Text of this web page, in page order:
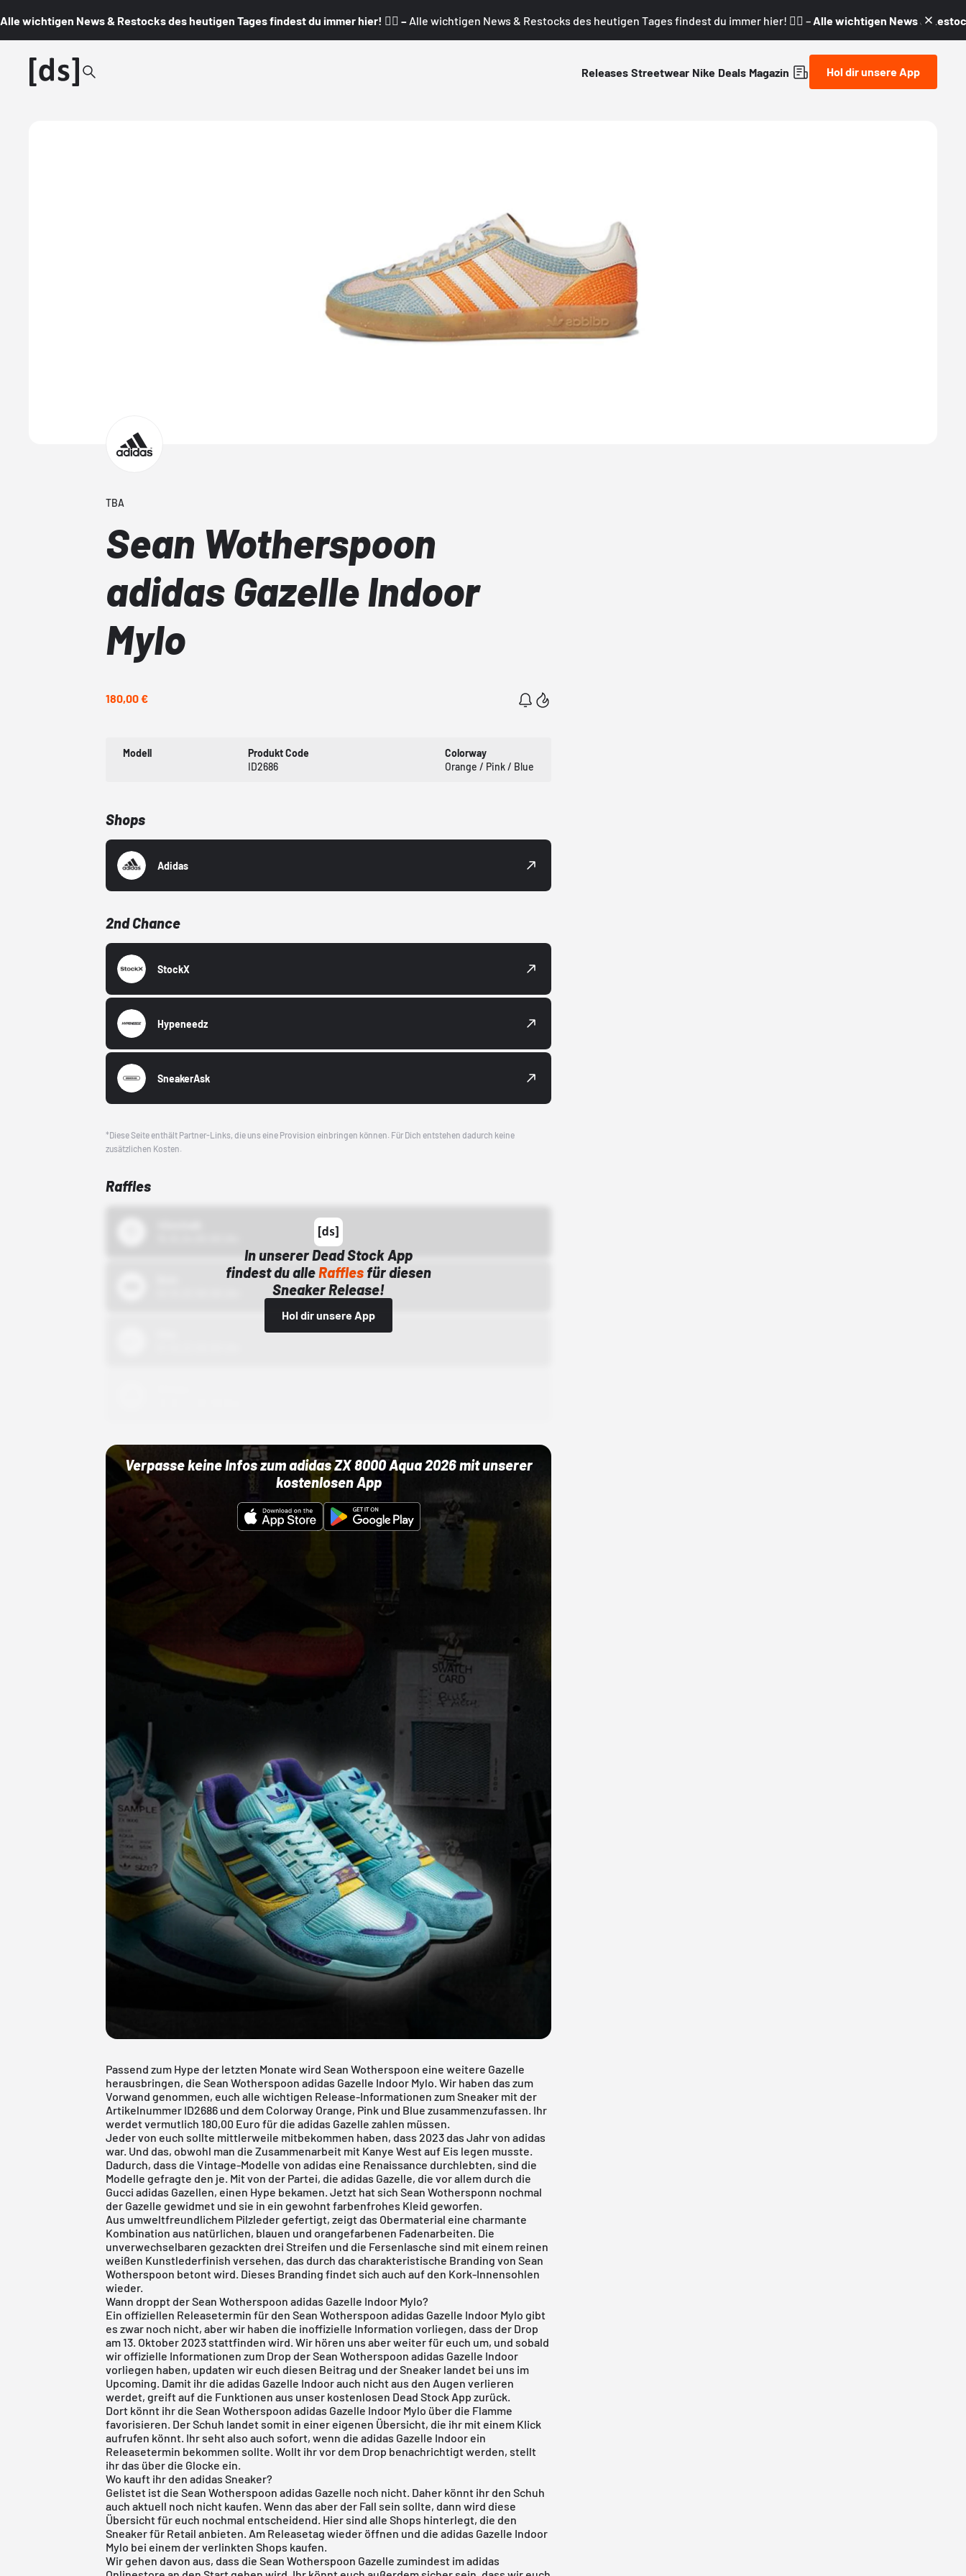
Alle wichtigen News & Restocks des heutigen Tages findest du immer hier! 👇🏼 – Alle wichtigen News & Restocks des heutigen Tages findest du immer hier! 👇🏼 – Alle wichtigen News &
Releases Streetwear Nike Deals Magazin Hol dir unsere App
TBA
Sean Wotherspoon
adidas Gazelle Indoor
Mylo
180,00 €
Modell
Produkt Code
ID2686
Colorway
Orange / Pink / Blue
Shops
Adidas
2nd Chance
StockX
Hypeneedz
SneakerAsk
*Diese Seite enthält Partner-Links, die uns eine Provision einbringen können. Für Dich entstehen dadurch keine
zusätzlichen Kosten.
Raffles
In unserer Dead Stock App
findest du alleRaffles für diesen
Sneaker Release!
Hol dir unsere App
Verpasse keine Infos zum adidas ZX 8000 Aqua 2026 mit unserer
kostenlosen App
Passend zum Hype der letzten Monate wird Sean Wotherspoon eine weitere Gazelle
herausbringen, die Sean Wotherspoon adidas Gazelle Indoor Mylo. Wir haben das zum
Vorwand genommen, euch alle wichtigen Release-Informationen zum Sneaker mit der
Artikelnummer ID2686 und dem Colorway Orange, Pink und Blue zusammenzufassen. Ihr
werdet vermutlich 180,00 Euro für die adidas Gazelle zahlen müssen.
Jeder von euch sollte mittlerweile mitbekommen haben, dass 2023 das Jahr vonadidas
war. Und das, obwohl man die Zusammenarbeit mit Kanye West auf Eis legen musste.
Dadurch, dass die Vintage-Modelle von adidas eine Renaissance durchlebten, sind die
Modelle gefragte den je. Mit von der Partei, die adidas Gazelle, die vor allem durch die
Gucci adidas Gazellen, einen Hype bekamen. Jetzt hat sich Sean Wothersponn nochmal
der Gazelle gewidmet und sie in ein gewohnt farbenfrohes Kleid geworfen.
Aus umweltfreundlichem Pilzleder gefertigt, zeigt das Obermaterial eine charmante
Kombination aus natürlichen, blauen und orangefarbenen Fadenarbeiten. Die
unverwechselbaren gezackten drei Streifen und die Fersenlasche sind mit einem reinen
weißen Kunstlederfinish versehen, das durch das charakteristische Branding von Sean
Wotherspoon betont wird. Dieses Branding findet sich auch auf den Kork-Innensohlen
wieder.
Wann droppt der Sean Wotherspoon adidas Gazelle Indoor Mylo?
Ein offiziellen Releasetermin für den Sean Wotherspoon adidas Gazelle Indoor Mylo gibt
es zwar noch nicht, aber wir haben die inoffizielle Information vorliegen, dass der Drop
am 13. Oktober 2023 stattfinden wird. Wir hören uns aber weiter für euch um, und sobald
wir offizielle Informationen zum Drop der Sean Wotherspoon adidas Gazelle Indoor
vorliegen haben, updaten wir euch diesen Beitrag und der Sneaker landet bei uns im
Upcoming. Damit ihr die adidas Gazelle Indoor auch nicht aus den Augen verlieren
werdet, greift auf die Funktionen aus unser kostenlosen Dead Stock App zurück.
Dort könnt ihr die Sean Wotherspoon adidas Gazelle Indoor Mylo über die Flamme
favorisieren. Der Schuh landet somit in einer eigenen Übersicht, die ihr mit einem Klick
aufrufen könnt. Ihr seht also auch sofort, wenn die adidas Gazelle Indoor ein
Releasetermin bekommen sollte. Wollt ihr vor dem Drop benachrichtigt werden, stellt
ihr das über die Glocke ein.
Wo kauft ihr den adidas Sneaker?
Gelistet ist die Sean Wotherspoon adidas Gazelle noch nicht. Daher könnt ihr den Schuh
auch aktuell noch nicht kaufen. Wenn das aber der Fall sein sollte, dann wird diese
Übersicht für euch nochmal entscheidend. Hier sind alle Shops hinterlegt, die den
Sneaker für Retail anbieten. Am Releasetag wieder öffnen und die adidas Gazelle Indoor
Mylo bei einem der verlinkten Shops kaufen.
Wir gehen davon aus, dass die Sean Wotherspoon Gazelle zumindest im adidas